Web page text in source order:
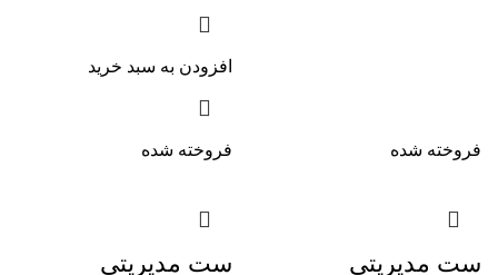
افزودن به سبد خرید
فروخته شده
ست مدیریتی
فروخته شده
ست مدیریتی